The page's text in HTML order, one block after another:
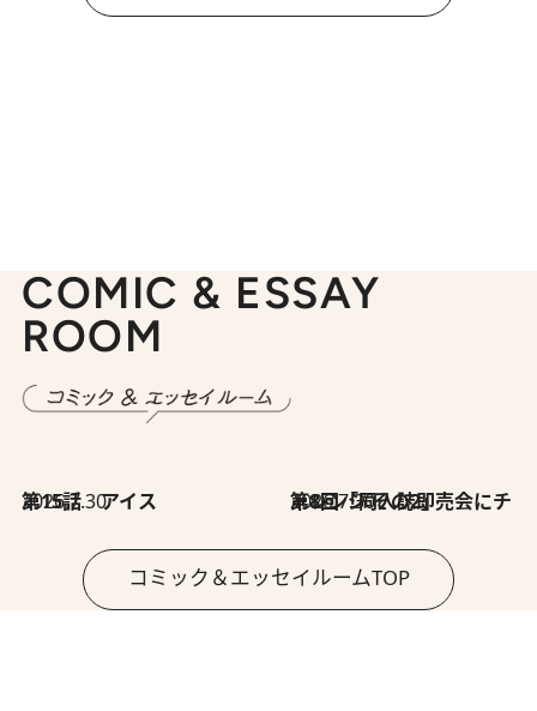
COMIC & ESSAY
ROOM
2026.7.30
第15話 アイス 2026.7.30
第8回「同人誌即売会にチャレンジ その2」
コミック＆エッセイルームTOP